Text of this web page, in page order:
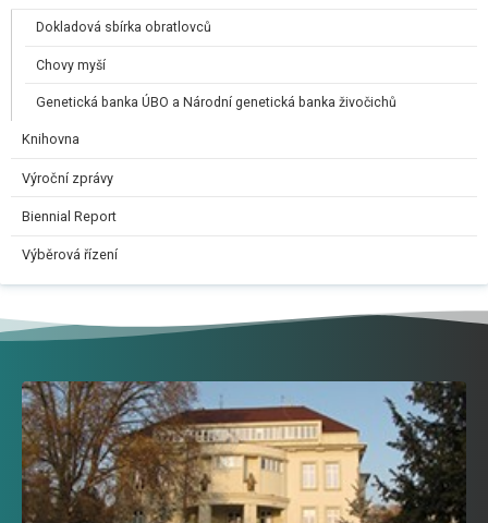
Dokladová sbírka obratlovců
Chovy myší
Genetická banka ÚBO a Národní genetická banka živočichů
Knihovna
Výroční zprávy
Biennial Report
Výběrová řízení